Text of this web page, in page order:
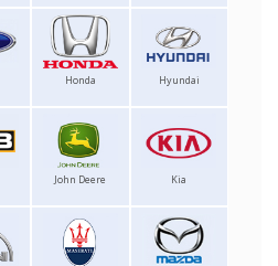
Honda Hyundai
John Deere Kia